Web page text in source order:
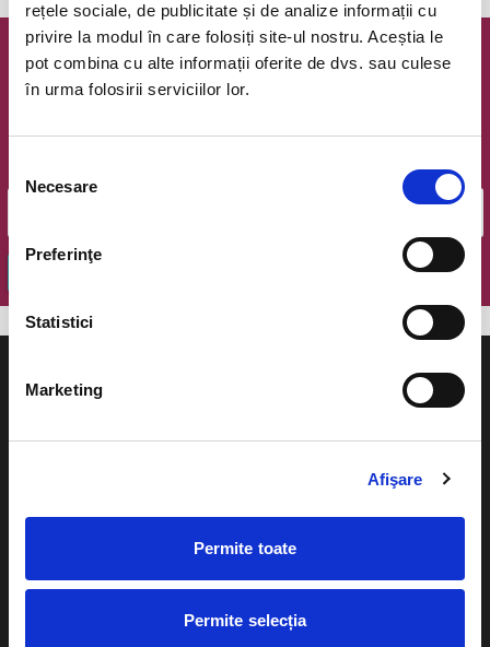
rețele sociale, de publicitate și de analize informații cu
privire la modul în care folosiți site-ul nostru. Aceștia le
pot combina cu alte informații oferite de dvs. sau culese
în urma folosirii serviciilor lor.
consimțământului
Necesare
Preferinţe
Statistici
Marketing
Afişare
Permite toate
Permite selecția
Newsletter @ Bilete.ro
evenimente.
Plata online sau cash
eBilet printat acasa
Teatru
festivaluri